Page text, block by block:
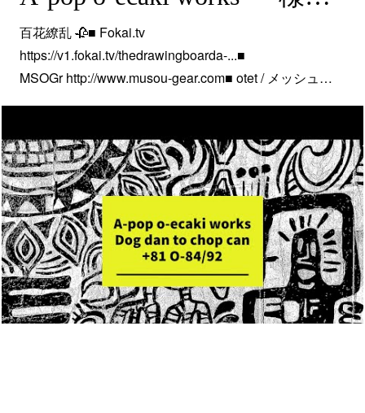
百花繚乱 🥀■ Fokai.tv
https://v1.fokai.tv/thedrawingboarda-...■
MSOGr http://www.musou-gear.com■ otet / メッシュ…